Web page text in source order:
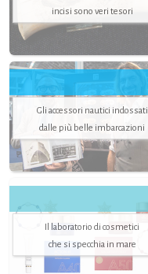
incisi sono veri tesori
Gli accessori nautici indossati
dalle più belle imbarcazioni
Il laboratorio di cosmetici
che si specchia in mare